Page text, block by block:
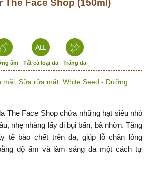
ẩm Tất cả loại da Trắng da
mãi Sữa rửa mặt White Seed - Dưỡng
The Face Shop chứa những hạt siêu nhỏ
nhẹ nhàng lấy đi bụi bẩn, bã nhờn. Tăng
tế bào chết trên da, giúp lỗ chân lông
độ ẩm và làm sáng da một cách tự